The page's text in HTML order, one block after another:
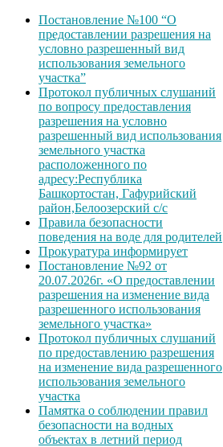
Постановление №100 “О
предоставлении разрешения на
условно разрешенный вид
использования земельного
участка”
Протокол публичных слушаний
по вопросу предоставления
разрешения на условно
разрешенный вид использования
земельного участка
расположенного по
адресу:Республика
Башкортостан, Гафурийский
район,Белоозерский с/с
Правила безопасности
поведения на воде для родителей
Прокуратура информирует
Постановление №92 от
20.07.2026г. «О предоставлении
разрешения на изменение вида
разрешенного использования
земельного участка»
Протокол публичных слушаний
по предоставлению разрешения
на изменение вида разрешенного
использования земельного
участка
Памятка о соблюдении правил
безопасности на водных
объектах в летний период